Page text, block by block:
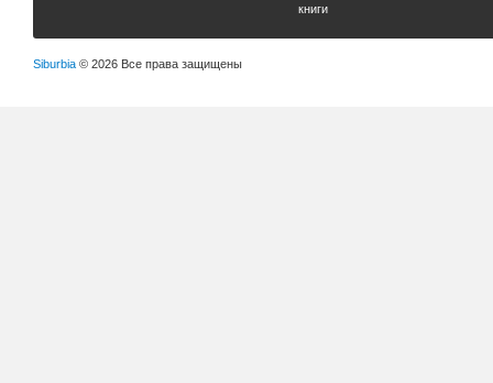
книги
Siburbia © 2026 Все права защищены